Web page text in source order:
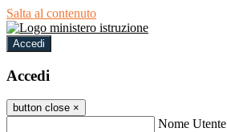
Salta al contenuto
Accedi
Accedi
button close ×
Nome Utente